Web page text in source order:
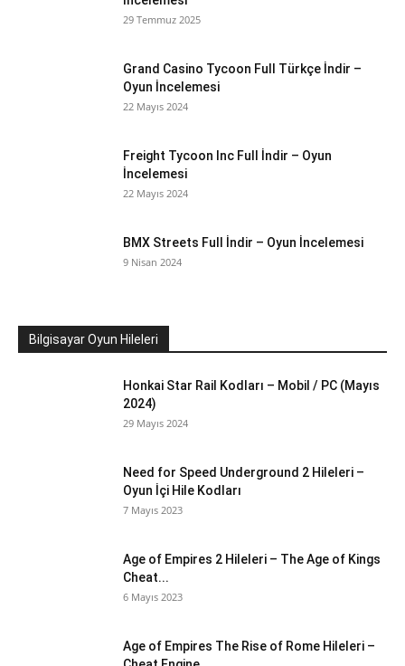
29 Temmuz 2025
Grand Casino Tycoon Full Türkçe İndir –
Oyun İncelemesi
22 Mayıs 2024
Freight Tycoon Inc Full İndir – Oyun
İncelemesi
22 Mayıs 2024
BMX Streets Full İndir – Oyun İncelemesi
9 Nisan 2024
Bilgisayar Oyun Hileleri
Honkai Star Rail Kodları – Mobil / PC (Mayıs
2024)
29 Mayıs 2024
Need for Speed Underground 2 Hileleri –
Oyun İçi Hile Kodları
7 Mayıs 2023
Age of Empires 2 Hileleri – The Age of Kings
Cheat...
6 Mayıs 2023
Age of Empires The Rise of Rome Hileleri –